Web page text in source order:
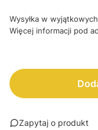
Wysyłka w
Więcej informacji pod
Zapytaj o produkt